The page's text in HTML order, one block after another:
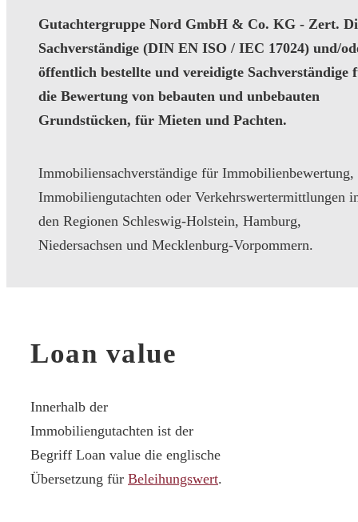
Gutachtergruppe Nord GmbH & Co. KG - Zert.
Sachverständige (DIN EN ISO / IEC 17024) und/
öffentlich bestellte und vereidigte Sachverständige
die Bewertung von bebauten und unbebauten
Grundstücken, für Mieten und Pachten.
Immobiliensachverständige für Immobilienbewertung,
Immobiliengutachten oder Verkehrswertermittlungen
den Regionen Schleswig-Holstein, Hamburg,
Niedersachsen und Mecklenburg-Vorpommern.
Loan value
Innerhalb der
Immobiliengutachten ist der
Begriff Loan value die englische
Übersetzung für Beleihungswert.